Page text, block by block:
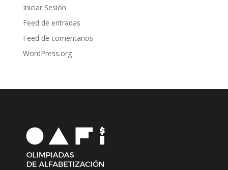
Iniciar Sesión
Feed de entradas
Feed de comentarios
WordPress.org